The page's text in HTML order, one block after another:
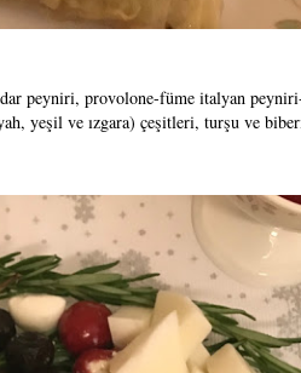
peyniri, provolone-füme italyan
yeşil ve ızgara) çeşitleri, turşu ve